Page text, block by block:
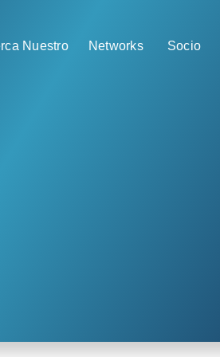
Nuestro Networks Socio